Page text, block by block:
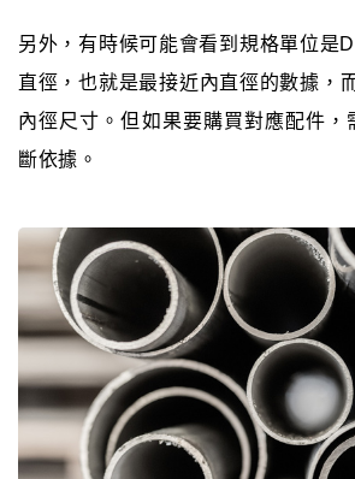
另外，有時候可能會看到規格單位是
直徑，也就是最接近內直徑的數據，
內徑尺寸。但如果要購買對應配件，
斷依據。